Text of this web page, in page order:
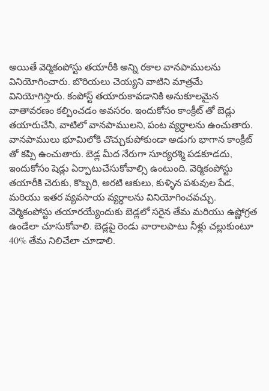
అయితే వెర్మికంపోస్టు తయారీకి అన్ని రకాల వానపాములను
వినియోగించారు. బొరియలు చెయ్యని వాటిని మాత్రమే
వినియోగిస్తారు. కంపోస్ట్ తయారుకావడానికి అనుకూలమైన
వాతావరణం కల్పించడం అవసరం. ఇందుకోసం కాంక్రీట్ తో బెడ్లు
తయారుచేసి, వాటిలో వానపాములని, పంట వ్యర్ధాలను ఉంచుతారు.
వానపాములు భూమిలోకి చొచ్చుకుపోకుండా అడుగు భాగాన కాంక్రీట్
తో కప్పి ఉంచుతారు. బెడ్ల మీద నేరుగా సూర్యరశ్మి పడకూడదు,
ఇందుకోసం షెడ్లు ఏర్పాటుచేసుకోవాల్సి ఉంటుంది. వెర్మికంపోస్టు
తయారీకి చెరుకు, కొబ్బరి, అరటి ఆకులు, కుళ్ళిన పశువుల పేడ,
మరియు ఇతర వ్యవసాయ వ్యర్ధాలను వినియోగించవచ్చు.
వెర్మికంపోస్టు తయారయ్యేందుకు బెడ్లలో సరైన తేమ మరియు ఉష్ణోగ్రత
ఉండేలా చూసుకోవాలి. బెడ్లపై రెండు వారాలపాటు నీళ్లు చల్లుకుంటూ
40% తేమ నిలిచేలా చూడాలి.